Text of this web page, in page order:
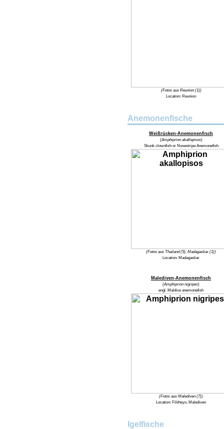
(Fotos aus Reunion (1))
Location: Reunion
Anemonenfische
Weißrücken-Anemonenfisch
(Amphiprion akallopisos)
Skunk clownfish or Nosestripe Anemonefish
(Fotos aus Thailand (5), Madagaskar (1))
Location: Madagaskar
Malediven-Anemonenfisch
(Amphiprion nigripes)
engl. Maldive anemonefish
(Fotos aus Malediven (7))
Location: Filitheyo, Malediven
Igelfische